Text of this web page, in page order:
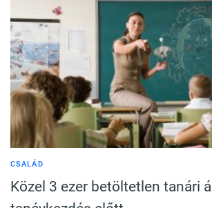
CSALÁD
Közel 3 ezer betöltetlen tanári